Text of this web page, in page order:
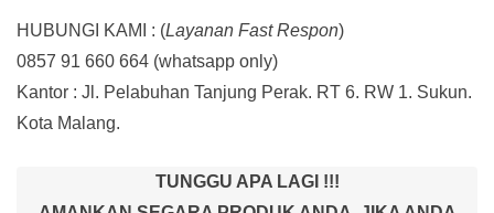
HUBUNGI KAMI : (Layanan Fast Respon)
0857 91 660 664 (whatsapp only)
Kantor : Jl. Pelabuhan Tanjung Perak. RT 6. RW 1. Sukun.
Kota Malang.
TUNGGU APA LAGI !!!